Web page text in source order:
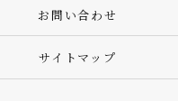
お問い合わせ
サイトマップ